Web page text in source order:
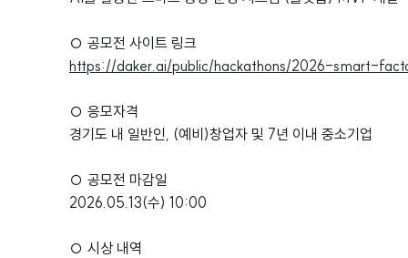
○ 공모전 사이트 링크
https://daker.ai/public/hackathons/2026-smart-
○ 응모자격
경기도 내 일반인, (예비)창업자 및 7년 이내 중소기업
○ 공모전 마감일
2026.05.13(수) 10:00
○ 시상 내역